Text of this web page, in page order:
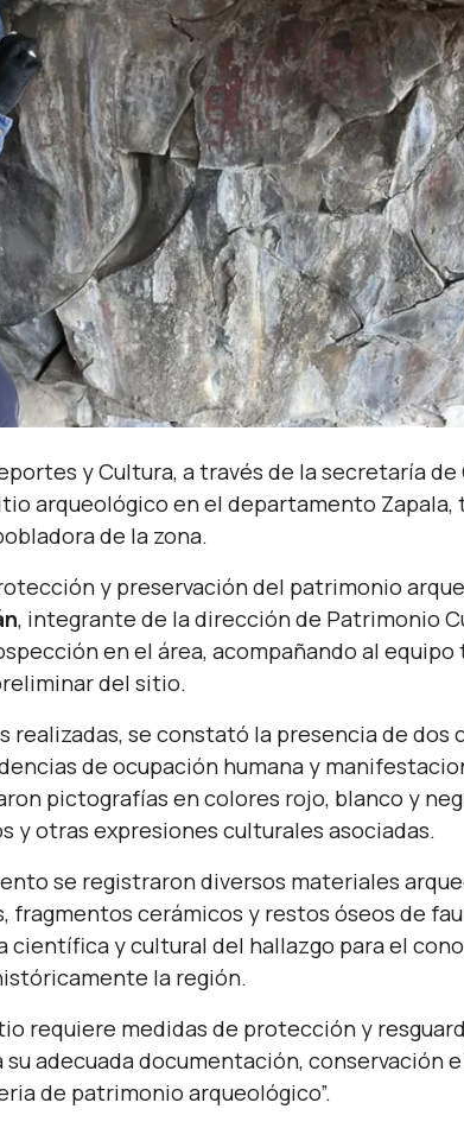
y Cultura, a través de la secretaría
arqueológico en el departamento Zapala,
de la zona.
y preservación del patrimonio
, integrante de la dirección de Patrimonio
en el área, acompañando al
del sitio.
realizadas, se constató la presencia de dos
de ocupación humana y
pictografías en colores rojo, blanco y
y otras expresiones culturales asociadas.
se registraron diversos materiales
cerámicos y restos óseos de
y cultural del hallazgo para el
la región.
requiere medidas de protección y
adecuada documentación, conservación
de patrimonio arqueológico”.